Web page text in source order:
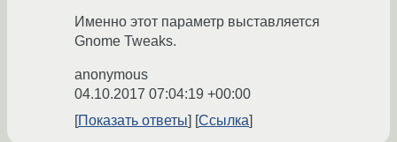
Именно этот параметр выставляется
Gnome Tweaks.
anonymous
04.10.2017 07:04:19 +00:00
Показать ответы
Ссылка